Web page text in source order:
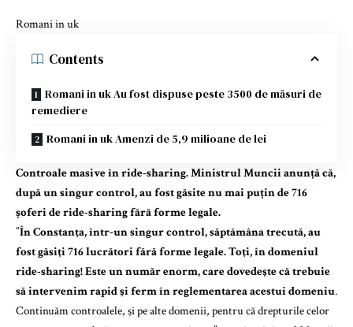
Romani in uk
Contents
Romani in uk Au fost dispuse peste 3500 de măsuri de
remediere
Romani in uk Amenzi de 5,9 milioane de lei
Controale masive în ride-sharing. Ministrul Muncii anunță că,
după un singur control, au fost găsite nu mai puțin de 716
șoferi de ride-sharing fără forme legale.
”În Constanţa, într-un singur control, săptămâna trecută, au
fost găsiţi 716 lucrători fără forme legale. Toţi, în domeniul
ride-sharing! Este un număr enorm, care dovedeşte că trebuie
să intervenim rapid şi ferm în reglementarea acestui domeniu.
Continuăm controalele, şi pe alte domenii, pentru că drepturile celor